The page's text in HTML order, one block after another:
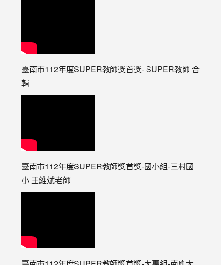
臺南市112年度SUPER教師獎首獎- SUPER教師 合
輯
臺南市112年度SUPER教師獎首獎-國小組-三村國
小 王維斌老師